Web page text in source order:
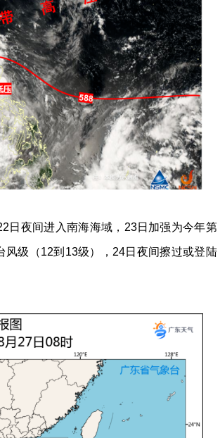
日夜间进入南海海域，23日加强为今年第
风级（12到13级），24日夜间擦过或登陆